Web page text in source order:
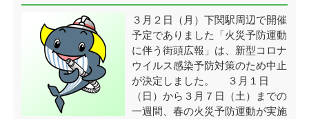
３月２日（月）下関駅周辺で開催
予定でありました「火災予防運動
に伴う街頭広報」は、新型コロナ
ウイルス感染予防対策のため中止
が決定しました。 ３月１日
（日）から３月７日（土）までの
一週間、春の火災予防運動が実施